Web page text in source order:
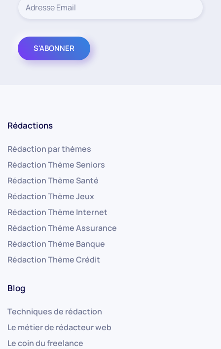
Rédactions
Rédaction par thèmes
Rédaction Thème Seniors
Rédaction Thème Santé
Rédaction Thème Jeux
Rédaction Thème Internet
Rédaction Thème Assurance
Rédaction Thème Banque
Rédaction Thème Crédit
Blog
Techniques de rédaction
Le métier de rédacteur web
Le coin du freelance